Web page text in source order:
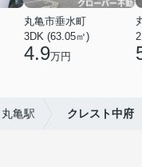
丸亀市垂水町
3DK (63.05㎡)
4.9万円
丸亀駅 クレスト中府